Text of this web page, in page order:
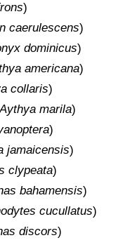
)
caerulescens)
dominicus)
americana)
collaris)
Aythya marila)
)
jamaicensis)
clypeata)
bahamensis)
cucullatus)
discors)